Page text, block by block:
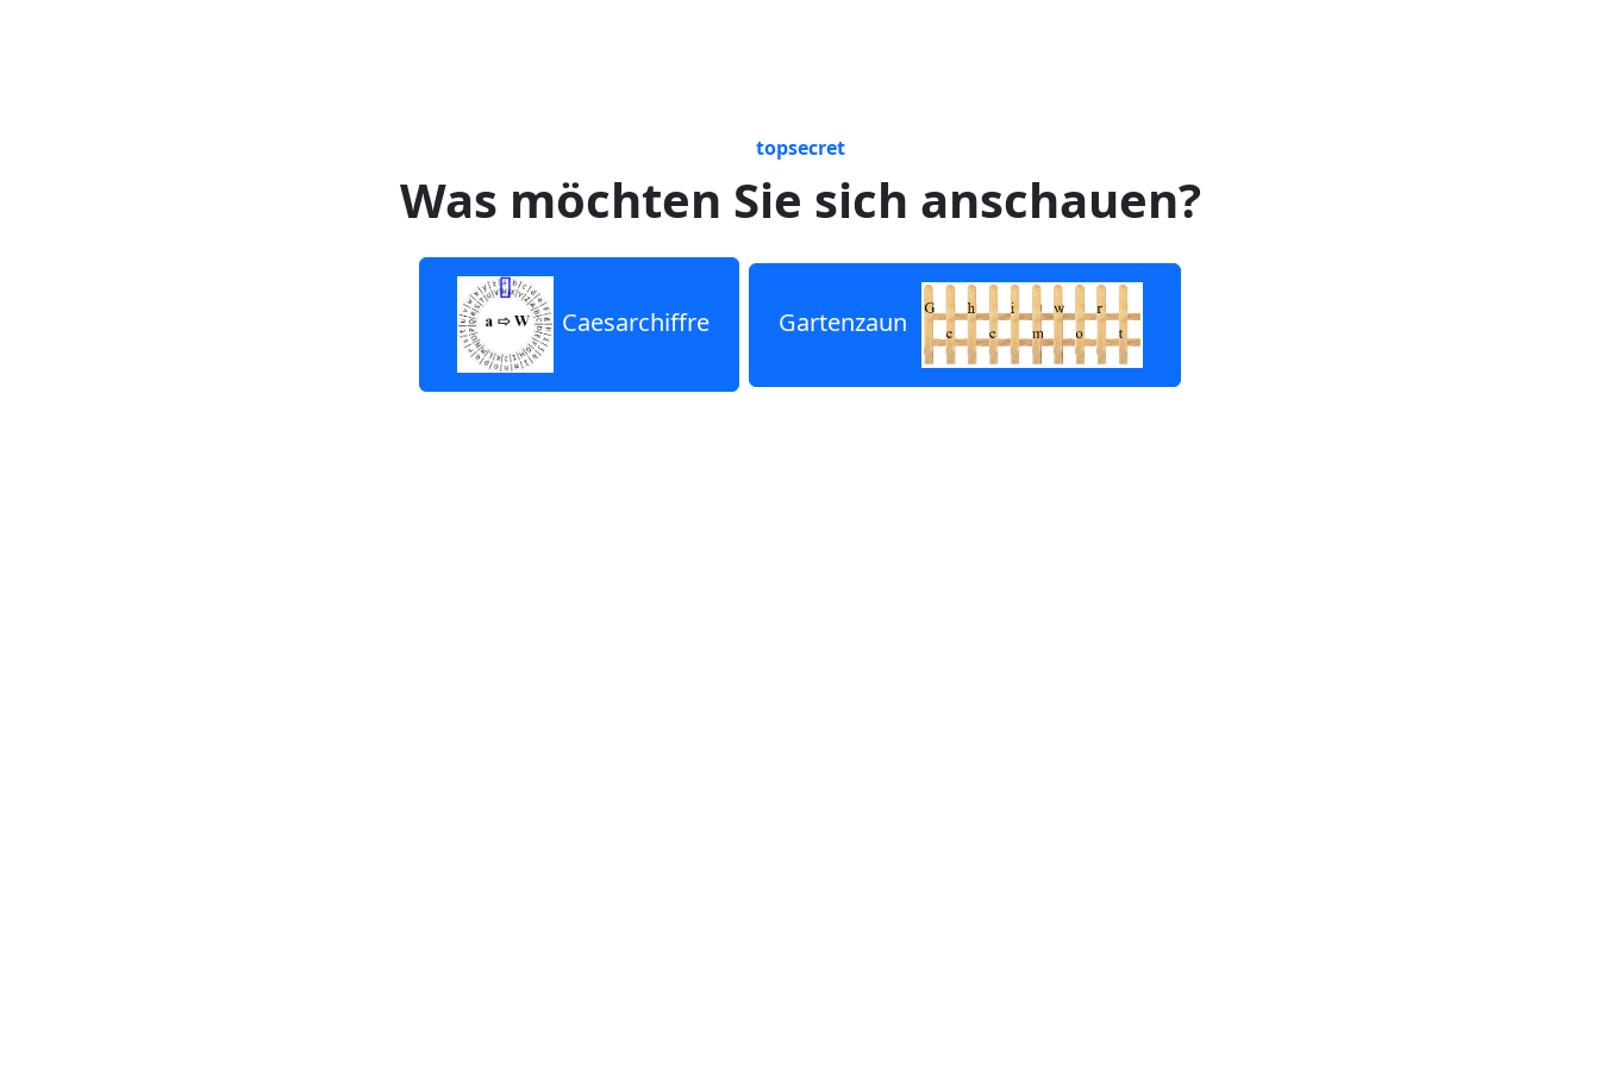
topsecret
Was möchten Sie sich anschauen?
Caesarchiffre Gartenzaun